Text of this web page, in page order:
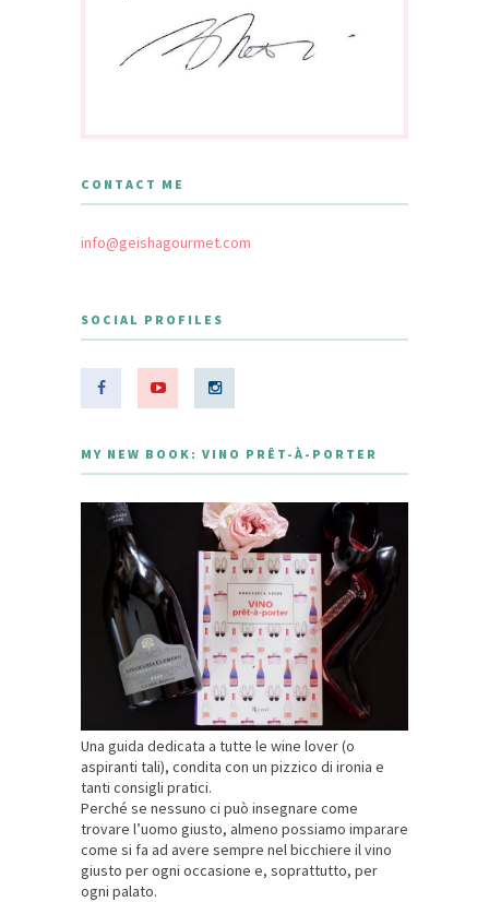
CONTACT ME
info@geishagourmet.com
SOCIAL PROFILES
MY NEW BOOK: VINO PRÊT-À-PORTER
Una guida dedicata a tutte le wine lover (o
aspiranti tali), condita con un pizzico di ironia e
tanti consigli pratici.
Perché se nessuno ci può insegnare come
trovare l’uomo giusto, almeno possiamo imparare
come si fa ad avere sempre nel bicchiere il vino
giusto per ogni occasione e, soprattutto, per
ogni palato.